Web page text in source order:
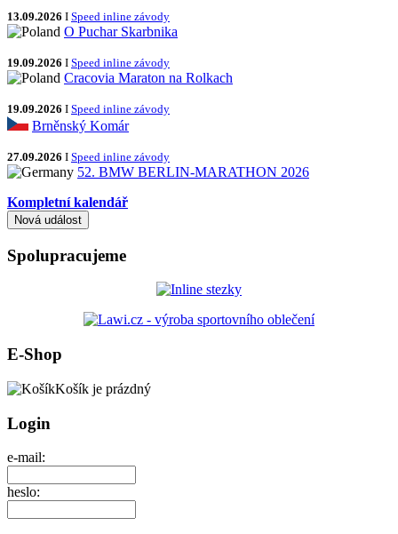
13.09.2026 I Speed inline závody
O Puchar Skarbnika
19.09.2026 I Speed inline závody
Cracovia Maraton na Rolkach
19.09.2026 I Speed inline závody
Brněnský Komár
27.09.2026 I Speed inline závody
52. BMW BERLIN-MARATHON 2026
Kompletní kalendář
Spolupracujeme
E-Shop
Košík je prázdný
Login
e-mail:
heslo: